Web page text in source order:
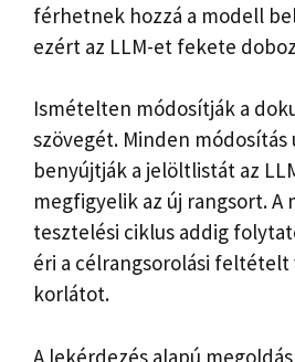
férhetnek hozzá a modell
ezért az LLM-et fekete
Ismételten módosítják a
szövegét. Minden módosítás
benyújtják a jelöltlistát az
megfigyelik az új rangsort. A
tesztelési ciklus addig
éri a célrangsorolási feltételt
korlátot.
A lekérdezés alapú